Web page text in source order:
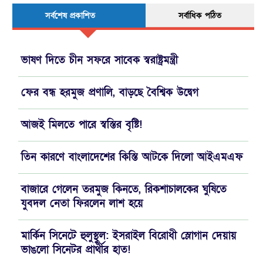
সর্বশেষ প্রকাশিত সর্বাধিক পঠিত
ভাষণ দিতে চীন সফরে সাবেক স্বরাষ্ট্রমন্ত্রী
ফের বন্ধ হরমুজ প্রণালি, বাড়ছে বৈশ্বিক উদ্বেগ
আজই মিলতে পারে স্বস্তির বৃষ্টি!
তিন কারণে বাংলাদেশের কিস্তি আটকে দিলো আইএমএফ
বাজারে গেলেন তরমুজ কিনতে, রিকশাচালকের ঘুষিতে
যুবদল নেতা ফিরলেন লাশ হয়ে
মার্কিন সিনেটে হুলুস্থুল: ইসরাইল বিরোধী স্লোগান দেয়ায়
ভাঙলো সিনেটর প্রার্থীর হাত!